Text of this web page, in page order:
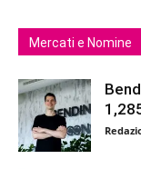
Mercati e Nomine